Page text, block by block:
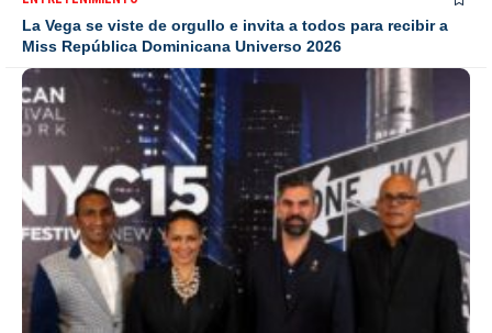
La Vega se viste de orgullo e invita a todos para recibir a
Miss República Dominicana Universo 2026